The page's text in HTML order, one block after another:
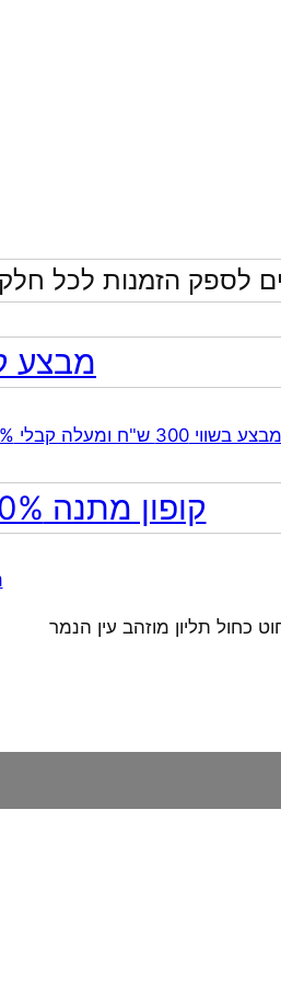
לספק הזמנות לכל
מבצע
התכשיטים שבקטגוריית המבצע | ללא כפל מבצעים
קופון מתנה 10% הנחה לרכישה ראשונה באתר!
כחול תליון מוזהב עין הנמר